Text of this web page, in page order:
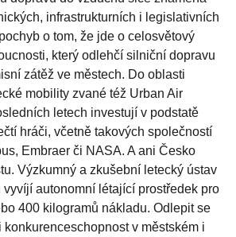
infrastrukturních i legislativních
o tom, že jde o celosvětový
který odlehčí silniční dopravu
zátěž ve městech. Do oblasti
mobility zvané též Urban Air
letech investují v podstatě
hráči, včetně takových společností
Embraer či NASA. A ani Česko
Výzkumný a zkušební letecký ústav
vyvíjí autonomní létající prostředek pro
400 kilogramů nákladu. Odlepit se
konkurenceschopnost v městském i